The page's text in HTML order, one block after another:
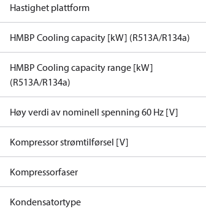
Hastighet plattform
HMBP Cooling capacity [kW] (R513A/R134a)
HMBP Cooling capacity range [kW]
(R513A/R134a)
Høy verdi av nominell spenning 60 Hz [V]
Kompressor strømtilførsel [V]
Kompressorfaser
Kondensatortype